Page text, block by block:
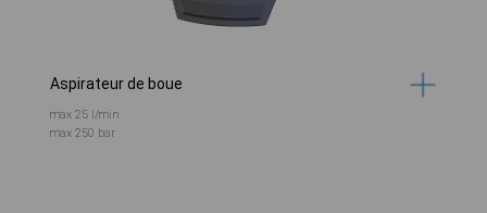
Aspirateur de boue
max 25 l/min
max 250 bar